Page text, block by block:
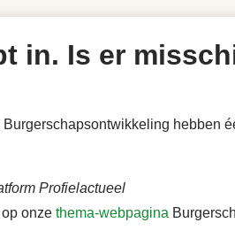
in. Is er
hebben
Profielactueel
onze thema-webpagina